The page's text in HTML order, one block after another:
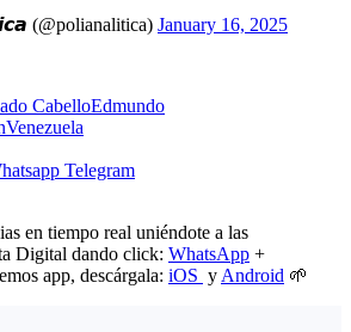
(@polianalitica) January 16, 2025
CabelloEdmundo
Venezuela
Telegram
en tiempo real uniéndote a las
Digital dando click: WhatsApp +
app, descárgala: iOS y Android 🌱